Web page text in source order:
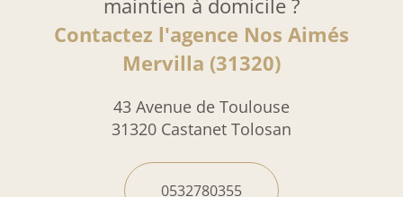
maintien à domicile ?
Contactez l'agence Nos Aimés
Mervilla (31320)
43 Avenue de Toulouse
31320 Castanet Tolosan
0532780355